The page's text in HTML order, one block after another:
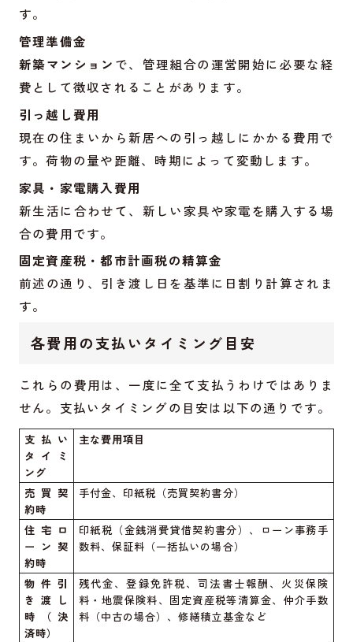
す。
管理準備金
新築マンション で、管理組合の運営開始に必要な経
費として徴収されることがあります。
引っ越し費用
現在の住まいから新居への引っ越しにかかる費用で
す。荷物の量や距離、時期によって変動します。
家具・家電購入費用
新生活に合わせて、新しい家具や家電を購入する場
合の費用です。
固定資産税・都市計画税の精算金
前述の通り、引き渡し日を基準に日割り計算されま
す。
各費用の支払いタイミング目安
これらの費用は、一度に全て支払うわけではありま
せん。支払いタイミングの目安は以下の通りです。
支払い
タイミ
ング
主な費用項目
売買契
約時
手付金、印紙税（売買契約書分）
住宅ロ
ーン契
約時
印紙税（金銭消費貸借契約書分）、ローン事務手
数料、保証料（一括払いの場合）
物件引
き渡し
時（決
済時）
残代金、登録免許税、司法書士報酬、火災保険
料・地震保険料、固定資産税等清算金、仲介手数
料（中古の場合）、修繕積立基金など